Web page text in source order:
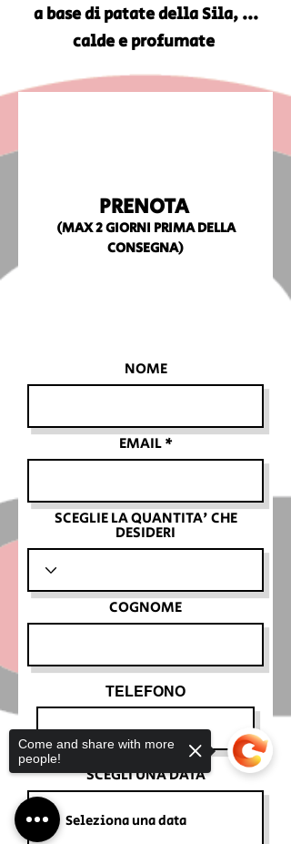
a base di patate della Sila, ...
calde e profumate
PRENOTA
(MAX 2GIORNI PRIMA DELLA
CONSEGNA)
NOME
EMAIL
SCEGLIE LA QUANTITA' CHE
DESIDERI
COGNOME
TELEFONO
SCEGLI UNA DATA
Come and share with more
people!